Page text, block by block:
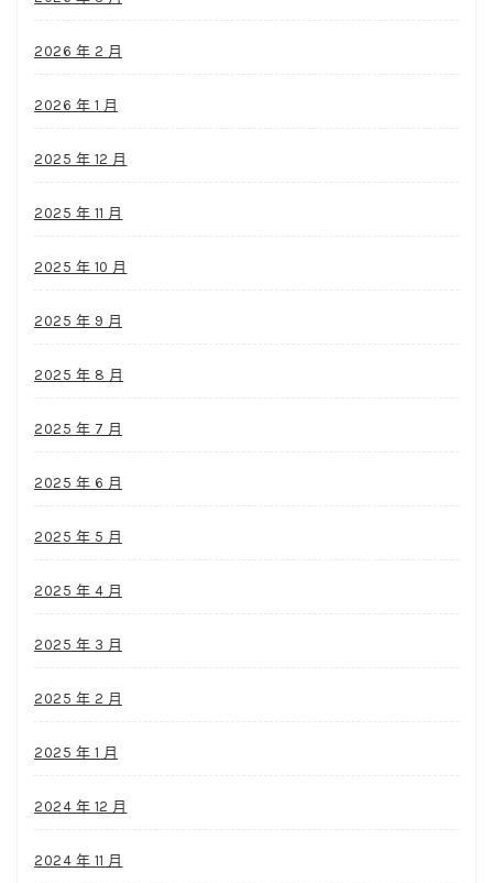
2026 年 2 月
2026 年 1 月
2025 年 12 月
2025 年 11 月
2025 年 10 月
2025 年 9 月
2025 年 8 月
2025 年 7 月
2025 年 6 月
2025 年 5 月
2025 年 4 月
2025 年 3 月
2025 年 2 月
2025 年 1 月
2024 年 12 月
2024 年 11 月